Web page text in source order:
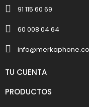
91 115 60 69
60 008 04 64
TU CUENTA
PRODUCTOS